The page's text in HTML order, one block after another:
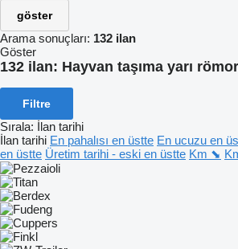
göster
Arama sonuçları: 132 ilan
Göster
132 ilan: Hayvan taşıma yarı
Filtre
Sırala: İlan tarihi
İlan tarihi En pahalısı en üstte En ucuzu en
en üstte Üretim tarihi - eski en üstte Km ⬊